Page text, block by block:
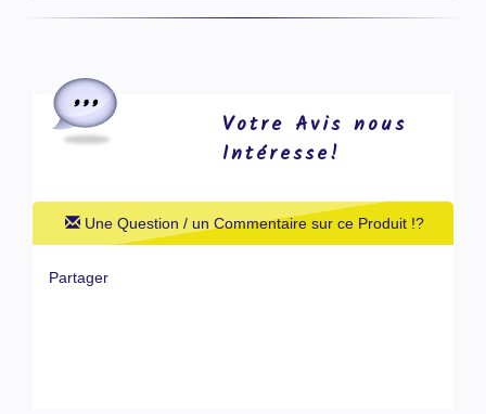
Votre Avis nous
Intéresse!
Une Question / un Commentaire sur ce Produit !?
Partager